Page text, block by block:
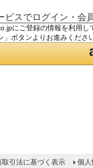
ビスでログイン・会
にご登録の情報を利用し
」ボタンよりお進みくださ
取引法に基づく表示 個人